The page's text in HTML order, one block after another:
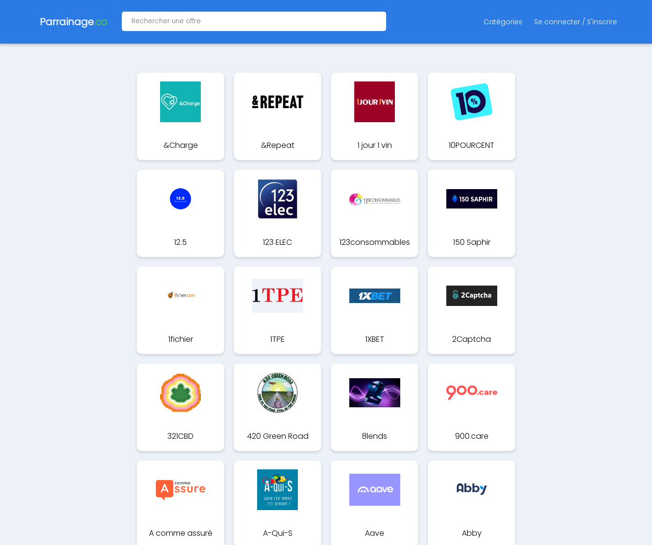
Parrainage.co Catégories Se connecter / S'inscrire
&Charge &Repeat 1 jour 1 vin 10POURCENT
12.5 123 ELEC 123consommables 150 Saphir
1fichier 1TPE 1XBET 2Captcha
321CBD 420 Green Road 8lends 900.care
A comme assuré A-Qui-S Aave Abby